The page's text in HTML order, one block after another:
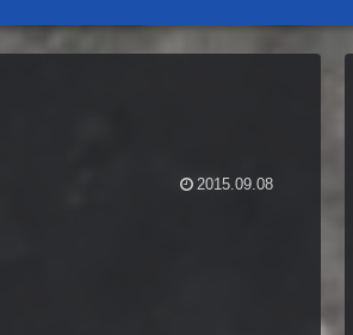
2015.09.08